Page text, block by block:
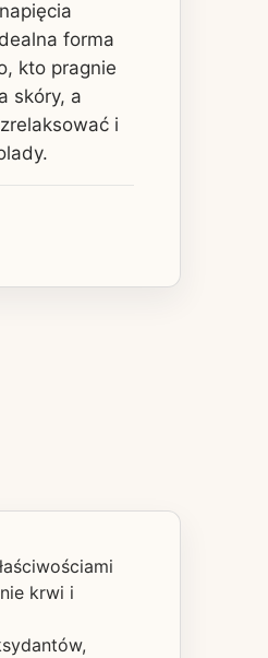
forma
kto pragnie
skóry, a
i
krwi i